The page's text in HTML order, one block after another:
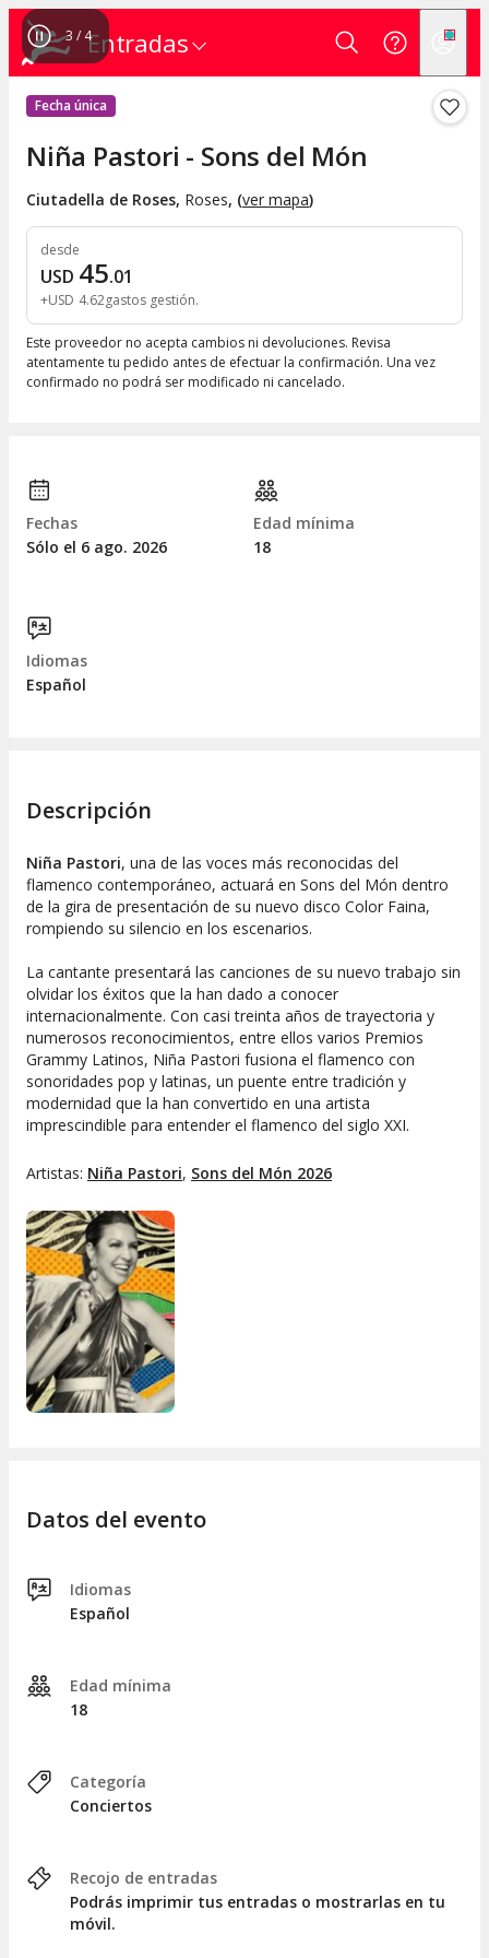
Entradas
3 / 4
Fecha única
Niña Pastori - Sons del Món
Ciutadella de Roses, Roses, (ver mapa)
desde
USD 45.01
+USD 4.62gastos gestión
Este proveedor no acepta cambios ni devoluciones. Revisa
atentamente tu pedido antes de efectuar la confirmación. Una vez
confirmado no podrá ser modificado ni cancelado.
Fechas
Sólo el 6 ago. 2026
Edad mínima
18
Idiomas
Español
Descripción
Niña Pastori, una de las voces más reconocidas del
flamenco contemporáneo, actuará en Sons del Món dentro
de la gira de presentación de su nuevo disco Color Faina,
rompiendo su silencio en los escenarios.
La cantante presentará las canciones de su nuevo trabajo sin
olvidar los éxitos que la han dado a conocer
internacionalmente. Con casi treinta años de trayectoria y
numerosos reconocimientos, entre ellos varios Premios
Grammy Latinos, Niña Pastori fusiona el flamenco con
sonoridades pop y latinas, un puente entre tradición y
modernidad que la han convertido en una artista
imprescindible para entender el flamenco del siglo XXI.
Artistas: Niña Pastori, Sons del Món 2026
Datos del evento
Idiomas
Español
Edad mínima
18
Categoría
Conciertos
Recojo de entradas
Podrás imprimir tus entradas o mostrarlas en tu
móvil.